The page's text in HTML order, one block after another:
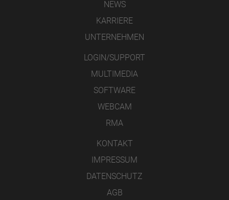
NEWS
KARRIERE
UNTERNEHMEN
LOGIN/SUPPORT
MULTIMEDIA
SOFTWARE
WEBCAM
RMA
KONTAKT
IMPRESSUM
DATENSCHUTZ
AGB